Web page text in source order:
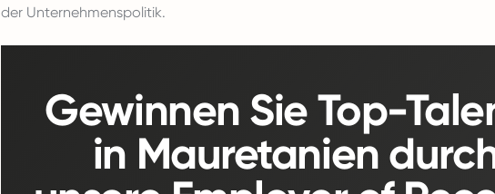
der Unternehmenspolitik.
Gewinnen Sie Top-
in Mauretanien